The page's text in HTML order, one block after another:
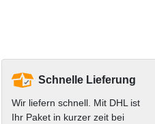
Schnelle Lieferung
Wir liefern schnell. Mit DHL ist
Ihr Paket in kurzer zeit bei